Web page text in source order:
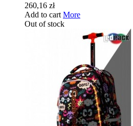
260,16 zł
Add to cart More
Out of stock